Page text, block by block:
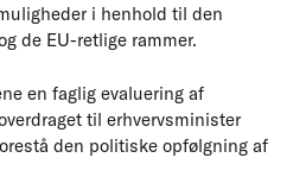
i henhold til den
de EU-retlige rammer.
en faglig evaluering af
til erhvervsminister
den politiske opfølgning af